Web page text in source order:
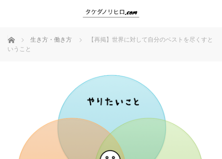
ホーム 生き方・働き方
【再掲】世界に対して自分のベストを尽くすと
いうこと